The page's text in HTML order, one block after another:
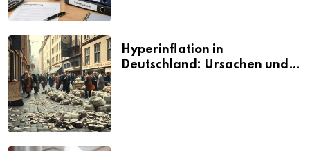
Hyperinflation in
Deutschland: Ursachen und